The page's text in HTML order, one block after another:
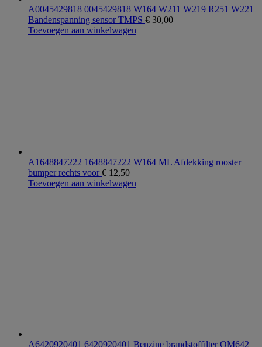
A0045429818 0045429818 W164 W211 W219 R251 W221
Bandenspanning sensor TMPS € 30,00
Toevoegen aan winkelwagen
A1648847222 1648847222 W164 ML Afdekking rooster
bumper rechts voor€ 12,50
Toevoegen aan winkelwagen
A6420920401 6420920401 Benzine brandstoffilter OM642